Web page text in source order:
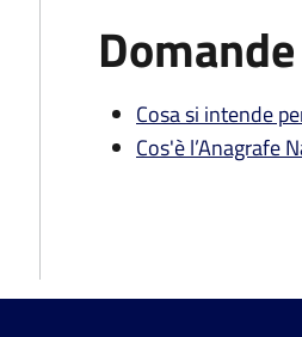
Cosa si intende
Cos'è l’Anagrafe